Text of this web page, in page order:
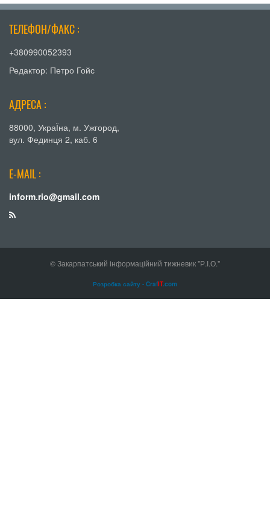
ТЕЛЕФОН/ФАКС :
+380990052393
Редактор: Петро Гойс
АДРЕСА :
88000, УкраЇна, м. Ужгород,
вул. Фединця 2, каб. 6
E-MAIL :
inform.rio@gmail.com
© Закарпатський інформаційний тижневик "Р.І.О."
Розробка сайту - CrafIT.com